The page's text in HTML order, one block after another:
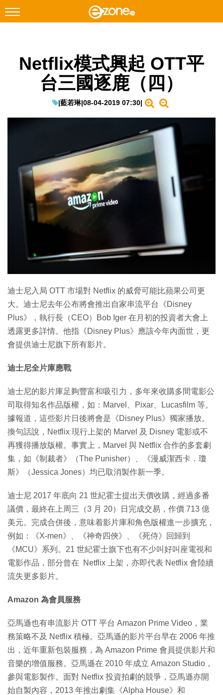
Facebook Instagram
遊戲動漫
IT Times
生成式AI與雲端應用
Enterprise Digital Transformation
Netflix模式興起 OTT平
台三國逐鹿（四）
|藍若琳|08-04-2019 07:30|
迪士尼入局 OTT 市場對 Netflix 的威脅可能比蘋果公司更
大。迪士尼去年公布將會推出自家串流平台《Disney
Plus》，執行長（CEO）Bob Iger 在月初的投資者大會上
透露更多詳情。他指《Disney Plus》應該今年內面世，更
會提供迪士尼旗下所有影片。
迪士尼全片庫應戰
迪士尼的影片庫足夠豐富和吸引力，多年來收購多間電影公
司取得知名作品版權，如：Marvel、Pixar、Lucasfilm 等。
據報道，這些影片日後將會是《Disney Plus》獨家播放。
換句話說，Netflix 現行上架的 Marvel 及 Disney 電影或不
再獲得播放版權。事實上，Marvel 與 Netflix 合作的多套劇
集，如《制裁者》（The Punisher）、《漫威潔西卡．瓊
斯》（Jessica Jones）均已取消製作新一季。
迪士尼 2017 年底向 21 世紀霍士提出天價收購，經過多番
議價，最終在上周三（3 月 20）日完成交易，作價 713 億
美元。完成合併後，意味着影片庫和角色版權進一步擴充，
例如：《X-men》、《神奇四俠》、《死侍》回歸到
《MCU》系列。21 世紀霍士旗下也有不少叫好叫座電視和
電影作品，部分曾在 Netflix 上架，亦即代表 Netflix 會陸續
流失更多影片。
Amazon 為會員服務
亞馬遜也有串流影片 OTT 平台 Amazon Prime Video，業
務策略不及 Netflix 積極。亞馬遜的影片平台早在 2006 年推
出，近年重新包裝服務，為 Amazon Prime 會員提供影片和
音樂的增值服務。亞馬遜在 2010 年成立 Amazon Studio，
參與電影製作。面對 Netflix 投資拍劇的競爭，亞馬遜亦開
始自製內容，2013 年推出劇集《Alpha House》和